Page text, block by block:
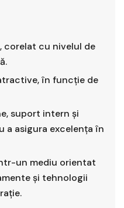
corelat cu nivelul de
în funcție de
suport intern și
asigura excelența în
un mediu orientat
și tehnologii